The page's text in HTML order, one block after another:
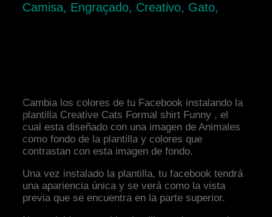
Camisa, Engraçado, Creativo, Gato,
Cambia los colores de tu Facebook instalando la
plantilla Creative Cats Formal shirt Funny , el
cual esta diseñado con una imagen de Animales
como fondo de la plantilla y colores que
contrastan con esta imagen de fondo.
Una vez instalado la plantilla, tu facebook tendrá
una apariencia única y se verá como la vista
previa que se encuentra en la parte superior.